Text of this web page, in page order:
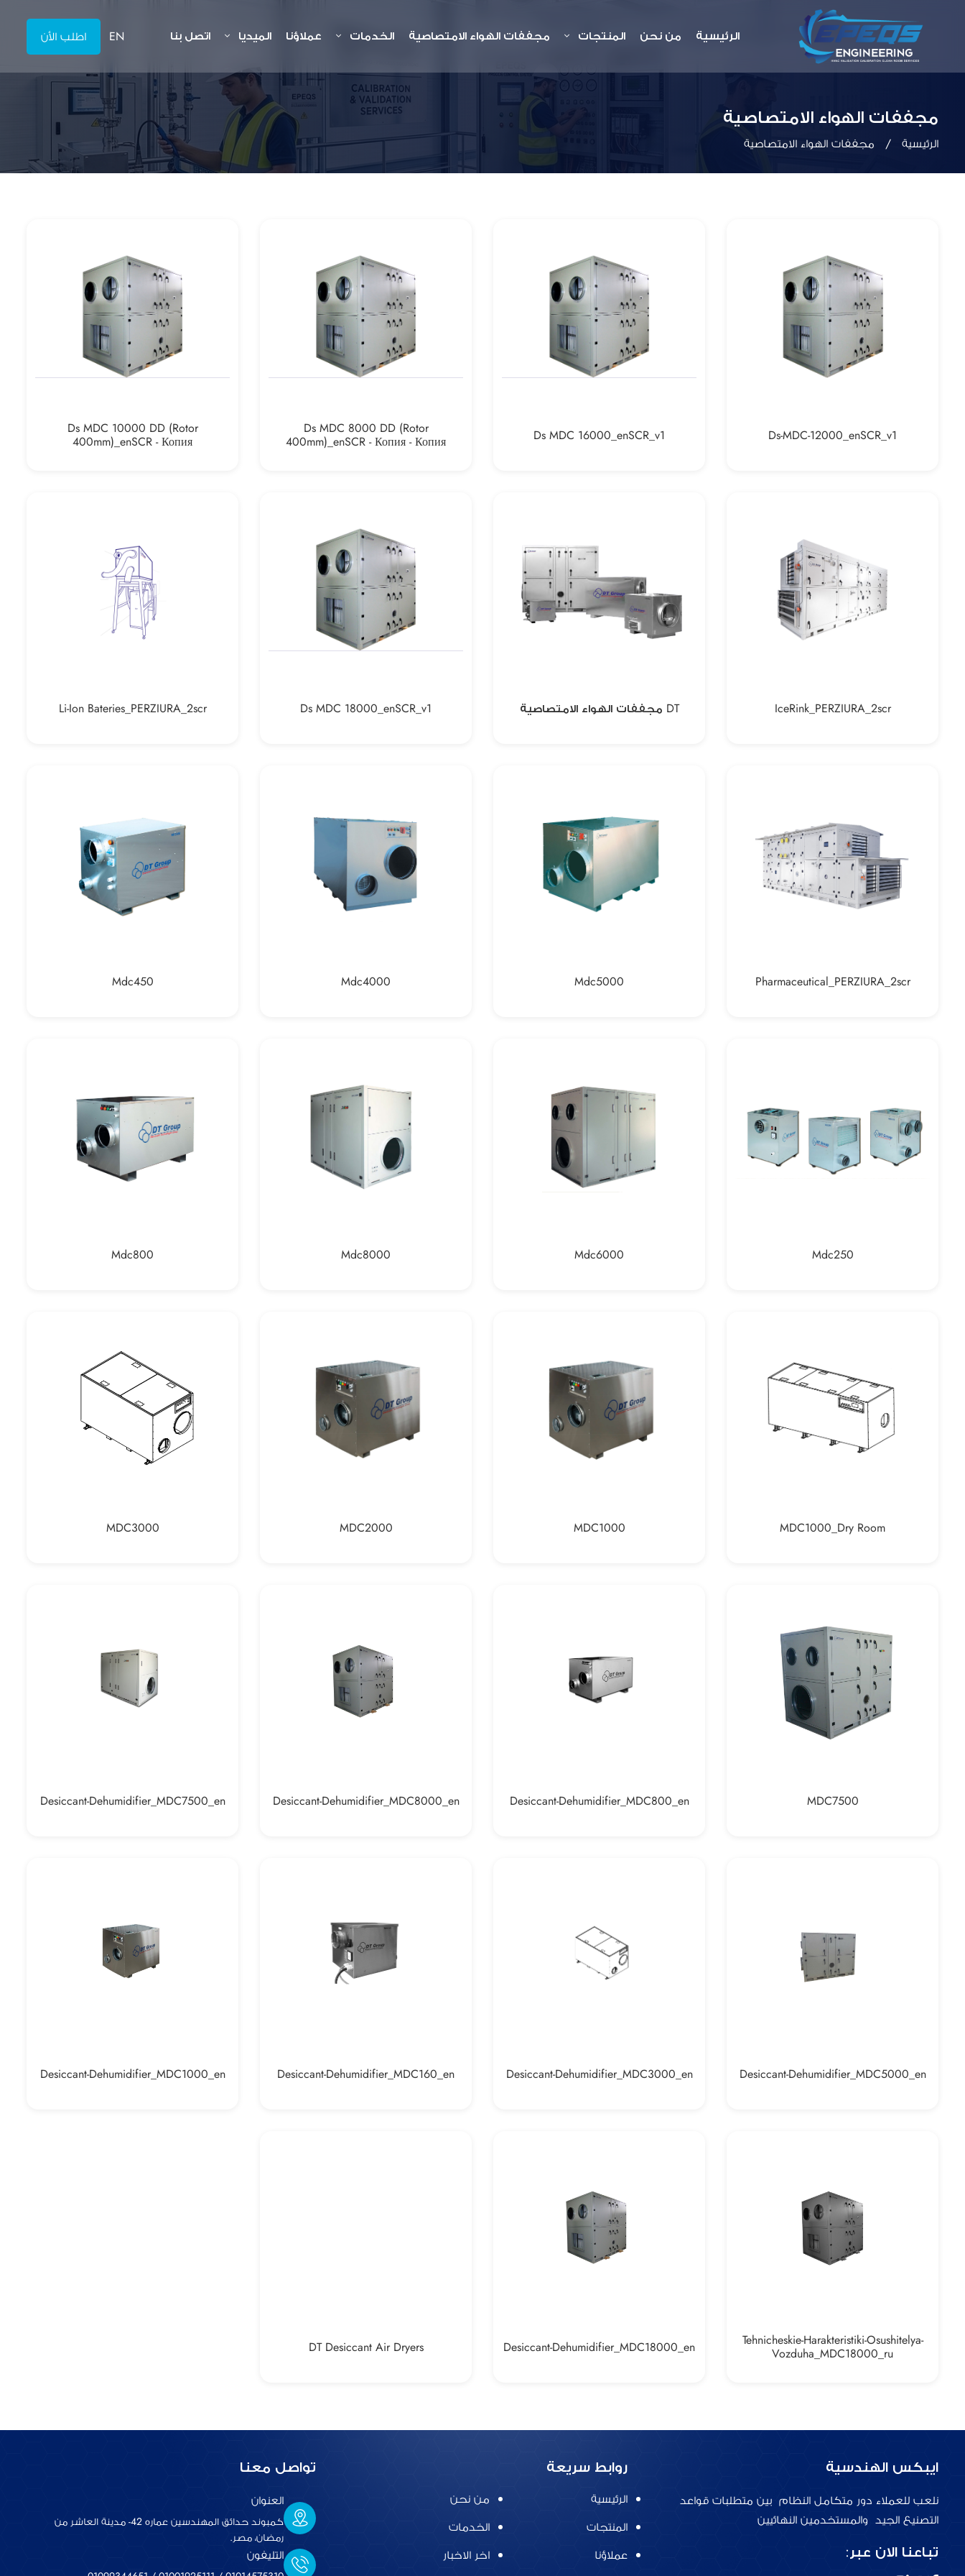
الرئيسية من نحن المنتجات مجففات الهواء الامتصاصية الخدمات عملاؤنا الميديا اتصل بنا EN اطلب الأن
مجففات الهواء الامتصاصية
الرئيسية مجففات الهواء الامتصاصية
Ds-MDC-12000_enSCR_v1
Ds MDC 16000_enSCR_v1
Ds MDC 8000 DD (rotor
400mm)_enSCR - Копия - Копия
Ds MDC 10000 DD (rotor
400mm)_enSCR - Копия
IceRink_PERZIURA_2scr DT مجففات الهواء الامتصاصية Ds MDC 18000_enSCR_v1
Li-Ion Bateries_PERZIURA_2scr
Pharmaceutical_PERZIURA_2scr
Mdc5000
Mdc4000
Mdc450
Mdc250
Mdc6000
Mdc8000
Mdc800
MDC1000_Dry Room
MDC1000
MDC2000
MDC3000
MDC7500
Desiccant-Dehumidifier_MDC800_en
Desiccant-Dehumidifier_MDC8000_en
Desiccant-Dehumidifier_MDC7500_en
Desiccant-Dehumidifier_MDC5000_en
Desiccant-Dehumidifier_MDC3000_en
Desiccant-Dehumidifier_MDC160_en
Desiccant-Dehumidifier_MDC1000_en
Tehnicheskie-Harakteristiki-Osushitelya-
Vozduha_MDC18000_ru
Desiccant-Dehumidifier_MDC18000_en
DT Desiccant Air Dryers
ايبكس الهندسية
نلعب للعملاء دور متكامل النظام بين متطلبات قواعد
التصنيع الجيد والمستخدمين النهائيين
تباعنا الان عبر:
روابط سريعة
الرئيسية
من نحن
المنتجات
الخدمات
عملاؤنا
اخر الاخبار
تواصل معنا
العنوان
كمبوند حدائق المهندسين عماره 42- مدينة العاشر من
رمضان، مصر.
التليفون